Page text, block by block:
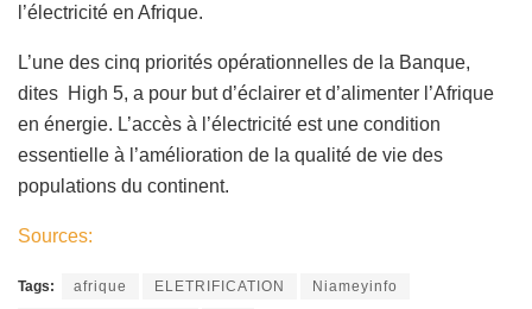
l’électricité en Afrique.
L’une des cinq priorités opérationnelles de la Banque,
dites High 5, a pour but d’éclairer et d’alimenter l’Afrique
en énergie. L’accès à l’électricité est une condition
essentielle à l’amélioration de la qualité de vie des
populations du continent.
Sources:
Tags: afrique ELETRIFICATION Niameyinfo